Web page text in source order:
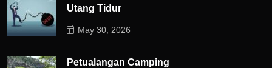
Utang Tidur
May 30, 2026
Petualangan Camping